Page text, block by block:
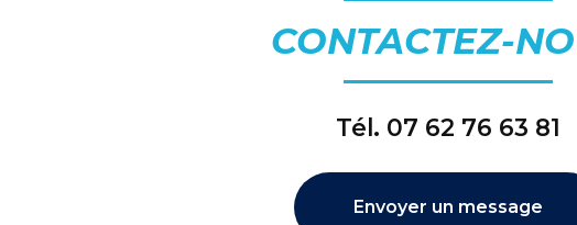
CONTACTEZ-
Tél. 07 62 76 63 81
Envoyer un message